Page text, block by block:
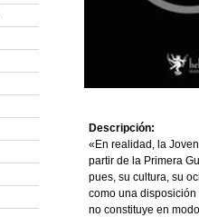
Descripción:
«En realidad, la
partir de la Primera
pues, su cultura, su
como una
no constituye en